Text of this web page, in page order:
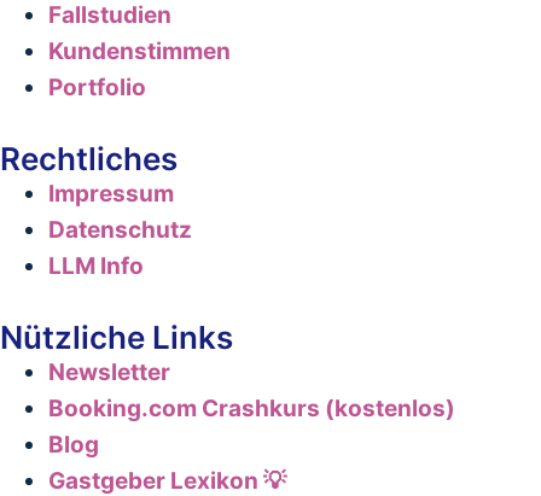
Fallstudien
Kundenstimmen
Portfolio
Rechtliches
Impressum
Datenschutz
LLM Info
Nützliche Links
Newsletter
Booking.com Crashkurs (kostenlos)
Blog
Gastgeber Lexikon 💡